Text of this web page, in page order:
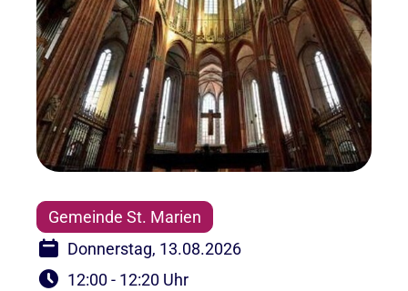
Gemeinde St. Marien
Donnerstag, 13.08.2026
12:00 - 12:20 Uhr